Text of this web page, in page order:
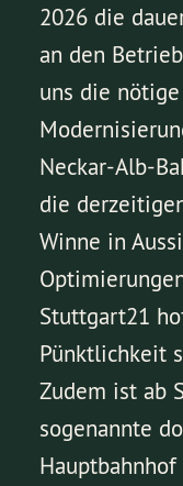
2026 die
an den
uns die
Neckar-Alb-
die
Winne in
Stuttgart21
Pünktlichkeit
Zudem ist ab
sogenannte